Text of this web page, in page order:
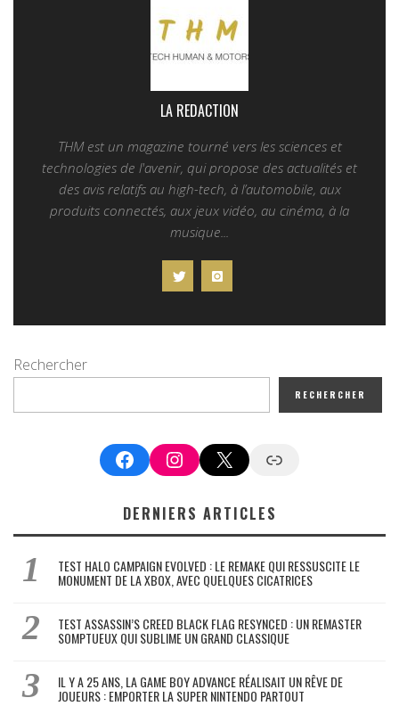
LA REDACTION
THM est un magazine tourné vers les sciences et
technologies de l'avenir, qui propose des actualités et
des avis relatifs au high-tech, à l’automobile, aux
produits connectés, aux jeux vidéo, au cinéma, à la
musique...
Rechercher
RECHERCHER
FacebookInstagram
X Google News
DERNIERS ARTICLES
TEST HALO CAMPAIGN EVOLVED : LE REMAKE QUI RESSUSCITE LE
MONUMENT DE LA XBOX, AVEC QUELQUES CICATRICES
TEST ASSASSIN’S CREED BLACK FLAG RESYNCED : UN REMASTER
SOMPTUEUX QUI SUBLIME UN GRAND CLASSIQUE
IL Y A 25 ANS, LA GAME BOY ADVANCE RÉALISAIT UN RÊVE DE
JOUEURS : EMPORTER LA SUPER NINTENDO PARTOUT